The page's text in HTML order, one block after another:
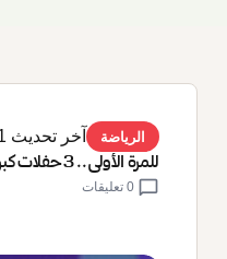
الرياضة آخر تحديث 11 June 2026 19:12
للمرة الأولى.. 3 حفلات كبرى في انطلاق منافسات كأس العالم
chat_bubble